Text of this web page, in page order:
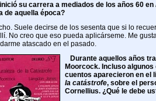
su carrera a mediados de los años 60 en
de aquella época?
Suele decirse de los sesenta que si lo
No creo que eso pueda aplicárseme. Me
atascado en el pasado.
Durante aquellos años
Moorcock. Incluso
cuentos aparecieron en el
la catástrofe, sobre el
Cornellius. ¿Qué le debe